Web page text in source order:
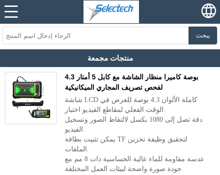
يبحث
منتجات مجمعة
4.3 بوصة كاميرا منظار الشاشة مع كابل 5 أمتار
لفحص تصريف المجاري الميكانيكية
شاشة LCD كاملة الألوان 4.3 بوصة للعرض في
الوقت الفعلي لمقاطع الفيديو اختبار.
دقة تصل إلى 1080 بكسل لالتقاط الصور وتسجيل
الفيديو.
يمكن تثبيت بطاقة TF لتحقيق وظيفة تخزين
الملفات.
عدسة مقاومة للماء عالية الحساسية ذات 8 مم مع
جودة صورة واضحة لبيئات العمل المختلفة.